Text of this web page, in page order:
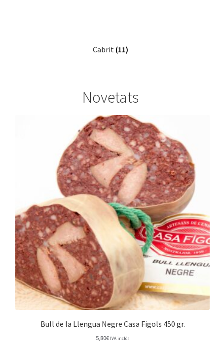
Cabrit (11)
Novetats
Bull de la Llengua Negre Casa Figols 450 gr.
5,80€ IVA inclòs